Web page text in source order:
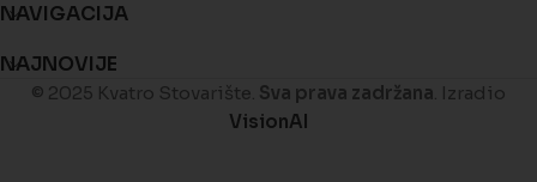
NAVIGACIJA
NAJNOVIJE
© 2025 Kvatro Stovarište. Sva prava zadržana. Izradio
VisionAI